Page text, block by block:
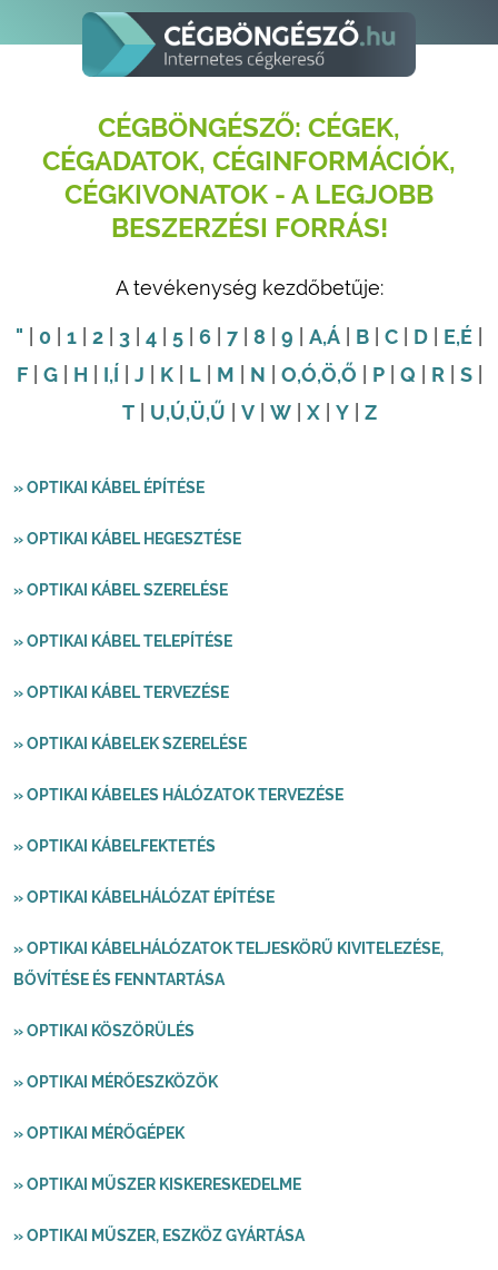
CÉGBÖNGÉSZŐ: CÉGEK,
CÉGADATOK, CÉGINFORMÁCIÓK,
CÉGKIVONATOK - A LEGJOBB
BESZERZÉSI FORRÁS!
A tevékenység kezdőbetűje:
" 0 1 2 3 4 5 6 7 8 9 A,Á B C D E,É
F| G| H I,Í J K| L| M N O,Ó,Ö,Ő P| Q R S|
T| U,Ú,Ü,Ű V| W| X| Y| Z
» OPTIKAI KÁBEL ÉPÍTÉSE
» OPTIKAI KÁBEL HEGESZTÉSE
» OPTIKAI KÁBEL SZERELÉSE
» OPTIKAI KÁBEL TELEPÍTÉSE
» OPTIKAI KÁBEL TERVEZÉSE
» OPTIKAI KÁBELEK SZERELÉSE
» OPTIKAI KÁBELES HÁLÓZATOK TERVEZÉSE
» OPTIKAI KÁBELFEKTETÉS
» OPTIKAI KÁBELHÁLÓZAT ÉPÍTÉSE
» OPTIKAI KÁBELHÁLÓZATOK TELJESKÖRŰ KIVITELEZÉSE,
BŐVÍTÉSE ÉS FENNTARTÁSA
» OPTIKAI KÖSZÖRÜLÉS
» OPTIKAI MÉRŐESZKÖZÖK
» OPTIKAI MÉRŐGÉPEK
» OPTIKAI MŰSZER KISKERESKEDELME
» OPTIKAI MŰSZER, ESZKÖZ GYÁRTÁSA